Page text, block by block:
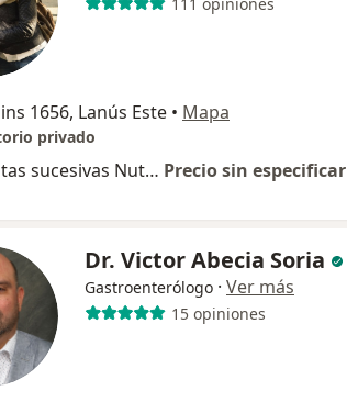
1656, Lanús Este • Mapa
privado
Consultas sucesivas Nutrición Precio sin especificar
Dr. Victor Abecia Soria
Gastroenterólogo · Ver más
15 opiniones